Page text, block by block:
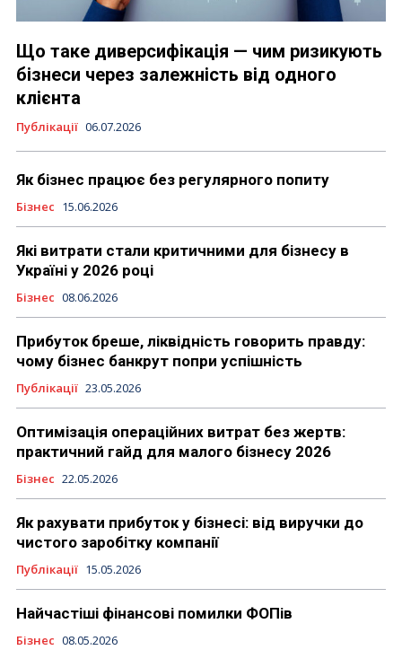
Що таке диверсифікація — чим ризикують
бізнеси через залежність від одного
клієнта
Публікації 06.07.2026
Як бізнес працює без регулярного попиту
Бізнес 15.06.2026
Які витрати стали критичними для бізнесу в
Україні у 2026 році
Бізнес 08.06.2026
Прибуток бреше, ліквідність говорить правду:
чому бізнес банкрут попри успішність
Публікації 23.05.2026
Оптимізація операційних витрат без жертв:
практичний гайд для малого бізнесу 2026
Бізнес 22.05.2026
Як рахувати прибуток у бізнесі: від виручки до
чистого заробітку компанії
Публікації 15.05.2026
Найчастіші фінансові помилки ФОПів
Бізнес 08.05.2026